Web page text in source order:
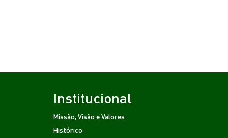
Institucional
Missão, Visão e Valores
Histórico